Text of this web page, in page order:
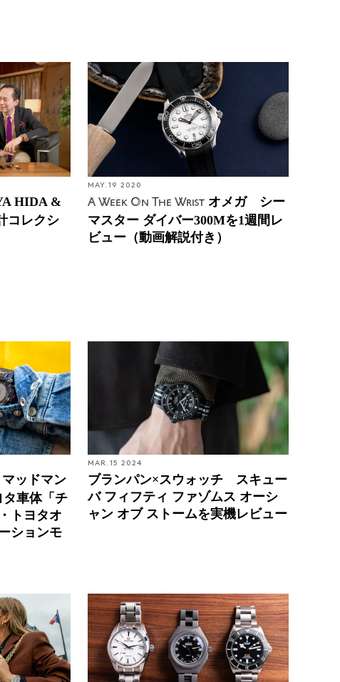
HIDA &
コレクシ
MAY. 19 2020
A Week On The Wrist オメガ シー
マスター ダイバー300Mを1週間レ
ビュー（動画解説付き）
ッドマン
タ車体「チ
トヨタオ
ションモ
MAR. 15 2024
ブランパン×スウォッチ スキュー
バ フィフティ ファゾムス オーシ
ャン オブ ストームを実機レビュー